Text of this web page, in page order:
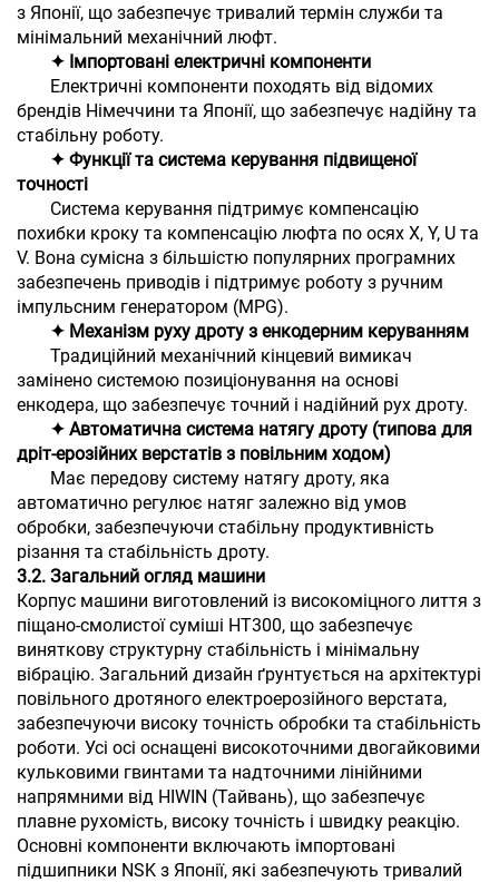
з Японії, що забезпечує тривалий термін служби та
мінімальний механічний люфт.
✦ Імпортовані електричні компоненти
Електричні компоненти походять від відомих
брендів Німеччини та Японії, що забезпечує надійну та
стабільну роботу.
✦ Функції та система керування підвищеної
точності
Система керування підтримує компенсацію
похибки кроку та компенсацію люфта по осях X, Y, U та
V. Вона сумісна з більшістю популярних програмних
забезпечень приводів і підтримує роботу з ручним
імпульсним генератором (MPG).
✦ Механізм руху дроту з енкодерним керуванням
Традиційний механічний кінцевий вимикач
замінено системою позиціонування на основі
енкодера, що забезпечує точний і надійний рух дроту.
✦ Автоматична система натягу дроту (типова для
дріт-ерозійних верстатів з повільним ходом)
Має передову систему натягу дроту, яка
автоматично регулює натяг залежно від умов
обробки, забезпечуючи стабільну продуктивність
різання та стабільність дроту.
3.2. Загальний огляд машини
Корпус машини виготовлений із високоміцного лиття з
піщано-смолистої суміші HT300, що забезпечує
виняткову структурну стабільність і мінімальну
вібрацію. Загальний дизайн ґрунтується на архітектурі
повільного дротяного електроерозійного верстата,
забезпечуючи високу точність обробки та стабільність
роботи. Усі осі оснащені високоточними двогайковими
кульковими гвинтами та надточними лінійними
напрямними від HIWIN (Тайвань), що забезпечує
плавне рухомість, високу точність і швидку реакцію.
Основні компоненти включають імпортовані
підшипники NSK з Японії, які забезпечують тривалий